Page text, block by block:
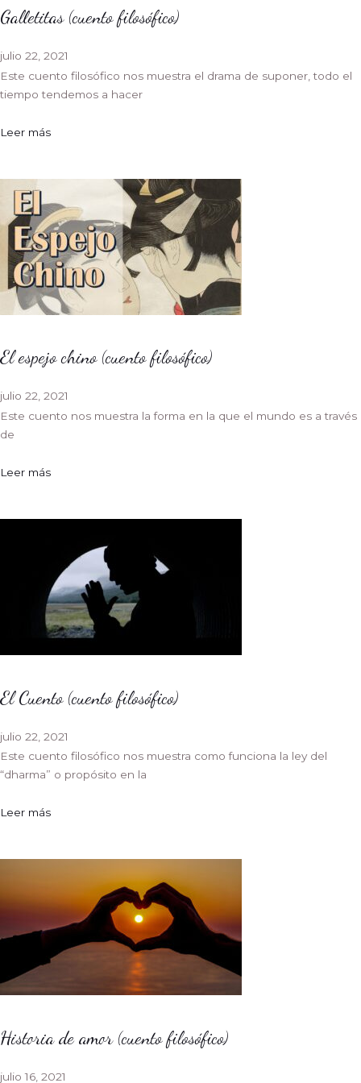
Galletitas (cuento filosófico)
julio 22, 2021
Este cuento filosófico nos muestra el drama de suponer, todo el
tiempo tendemos a hacer
Leer más
El espejo chino (cuento filosófico)
julio 22, 2021
Este cuento nos muestra la forma en la que el mundo es a través
de
Leer más
El Cuento (cuento filosófico)
julio 22, 2021
Este cuento filosófico nos muestra como funciona la ley del
“dharma” o propósito en la
Leer más
Historia de amor (cuento filosófico)
julio 16, 2021